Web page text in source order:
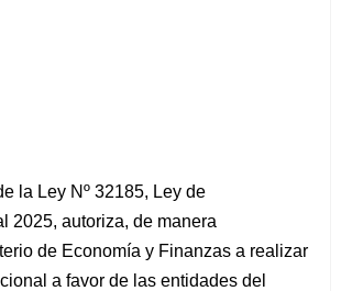
la Ley Nº 32185, Ley de
2025, autoriza, de manera
de Economía y Finanzas a realizar
a favor de las entidades del